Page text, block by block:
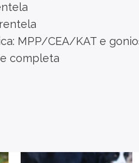
MPP/CEA/KAT e
completa